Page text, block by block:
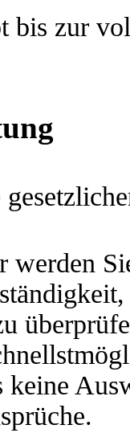
bis zur
werden
keine